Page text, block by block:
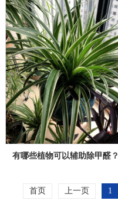
有哪些植物可以辅助除甲醛？
首页 上一页 1